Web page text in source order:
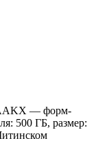
— форм-
500 ГБ, размер: